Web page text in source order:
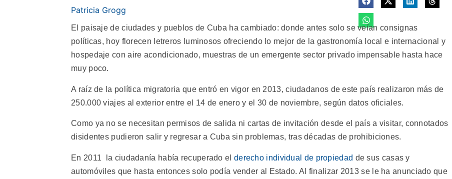
Patricia Grogg
El paisaje de ciudades y pueblos de Cuba ha cambiado: donde antes solo se veían consignas
políticas, hoy florecen letreros luminosos ofreciendo lo mejor de la gastronomía local e internacional y
hospedaje con aire acondicionado, muestras de un emergente sector privado impensable hasta hace
muy poco.
A raíz de la política migratoria que entró en vigor en 2013, ciudadanos de este país realizaron más de
250.000 viajes al exterior entre el 14 de enero y el 30 de noviembre, según datos oficiales.
Como ya no se necesitan permisos de salida ni cartas de invitación desde el país a visitar, connotados
disidentes pudieron salir y regresar a Cuba sin problemas, tras décadas de prohibiciones.
En 2011 la ciudadanía había recuperado el derecho individual de propiedad de sus casas y
automóviles que hasta entonces solo podía vender al Estado. Al finalizar 2013 se le ha anunciado que